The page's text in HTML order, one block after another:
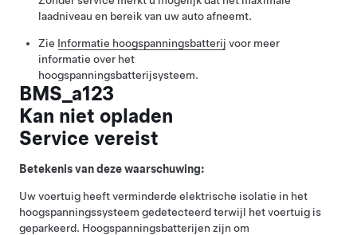
laadniveau en bereik van uw auto afneemt.
Zie Informatie hoogspanningsbatterij voor meer
informatie over het
hoogspanningsbatterijsysteem.
BMS_a123
Kan niet opladen
Service vereist
Betekenis van deze waarschuwing:
Uw voertuig heeft verminderde elektrische isolatie in het
hoogspanningssysteem gedetecteerd terwijl het voertuig is
geparkeerd. Hoogspanningsbatterijen zijn om